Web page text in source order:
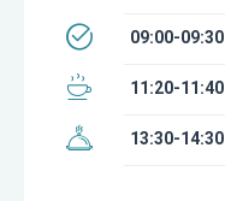
09:00-09:30
11:20-11:40
13:30-14:30